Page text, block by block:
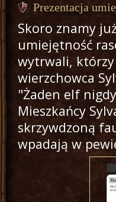
Prezentacja
Skoro znamy
umiejętność
wytrwali, którzy
wierzchowca
"Żaden elf
Mieszkańcy
skrzywdzoną
wpadają w